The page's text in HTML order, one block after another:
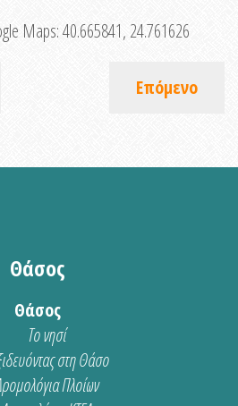
Maps:40.665841, 24.761626
Επόμενο
Θάσος
Θάσος
Το νησί
στη Θάσο
Πλοίων